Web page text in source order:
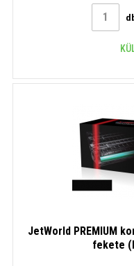
JetWorld PREMIUM
fekete